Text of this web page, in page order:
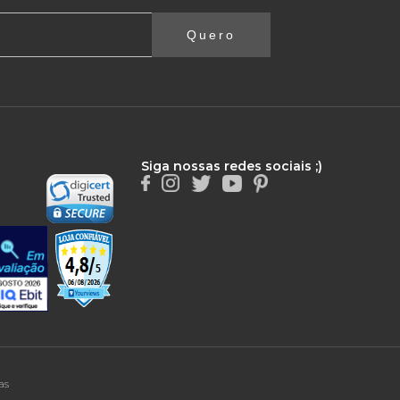
Quero
Siga nossas redes sociais ;)